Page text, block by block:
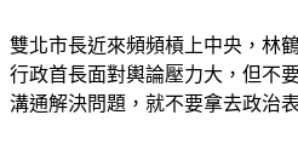
雙北市長近來頻頻槓上中央，林
行政首長面對輿論壓力大，但不
溝通解決問題，就不要拿去政治